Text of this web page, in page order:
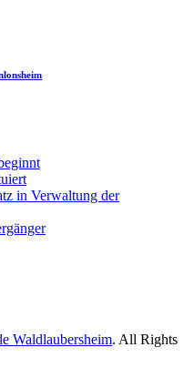
in Verwaltung der
Waldlaubersheim. All Rights